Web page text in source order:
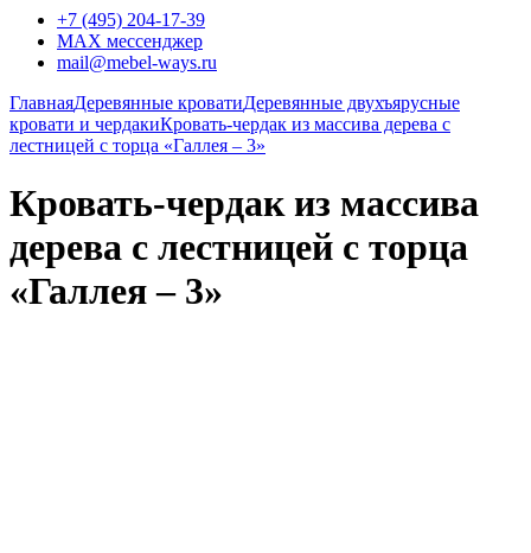
+7 (495) 204-17-39
MAX мессенджер
mail@mebel-ways.ru
ГлавнаяДеревянные кроватиДеревянные двухъярусные
кровати и чердакиКровать-чердак из массива дерева с
лестницей с торца «Галлея – 3»
Кровать-чердак из массива
дерева с лестницей с торца
«Галлея – 3»